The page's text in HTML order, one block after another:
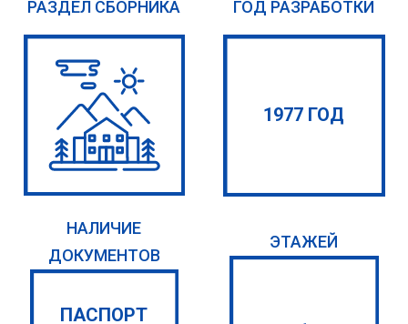
РАЗДЕЛ СБОРНИКА ГОД РАЗРАБОТКИ
1977 ГОД
НАЛИЧИЕ
ДОКУМЕНТОВ
ПАСПОРТ
ЭТАЖЕЙ